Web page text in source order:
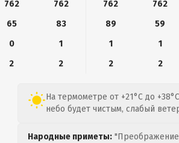
762 762 762 762
65
83 89 59
0
1 1 1
2
2 2 2
На термометре от +21°C до
небо будет чистым, слабый
Народные приметы: